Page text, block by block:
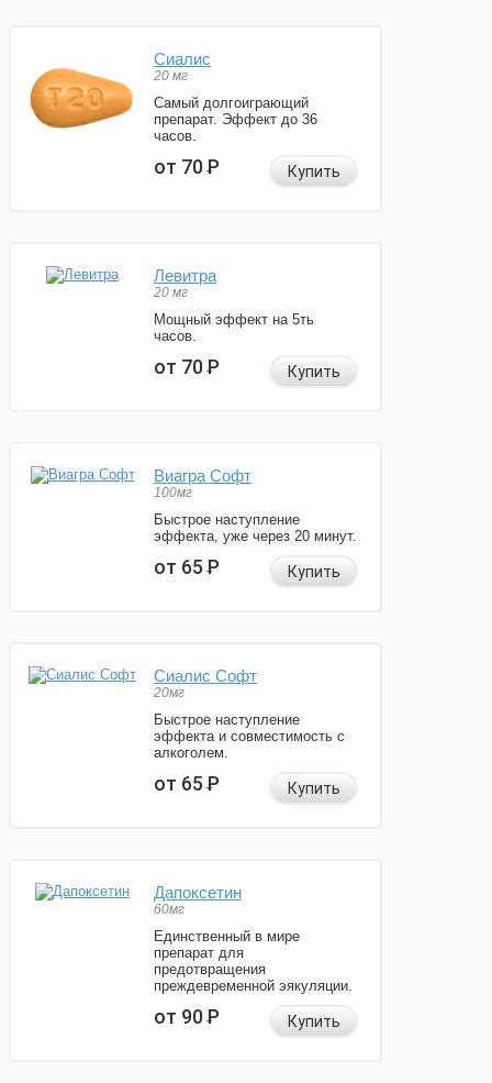
Сиалис
20 мг
Самый долгоиграющий
препарат. Эффект до 36
часов.
от 70Р Купить
Левитра
20 мг
Мощный эффект на 5ть
часов.
от 70Р Купить
Виагра Софт
100мг
Быстрое наступление
эффекта, уже через 20 минут.
от 65Р Купить
Сиалис Софт
20мг
Быстрое наступление
эффекта и совместимость с
алкоголем.
от 65Р Купить
Дапоксетин
60мг
Единственный в мире
препарат для
предотвращения
преждевременной эякуляции.
от 90Р Купить